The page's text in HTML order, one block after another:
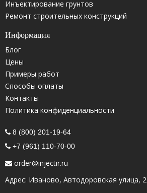
Инъектирование грунтов
Ремонт строительных конструкций
Информация
Блог
Цены
Примеры работ
Способы оплаты
Контакты
Политика конфиденциальности
8 (800) 201-19-64
+7 (961) 110-70-00
order@injectir.ru
Адрес: Иваново, Автодоровская улица, 2